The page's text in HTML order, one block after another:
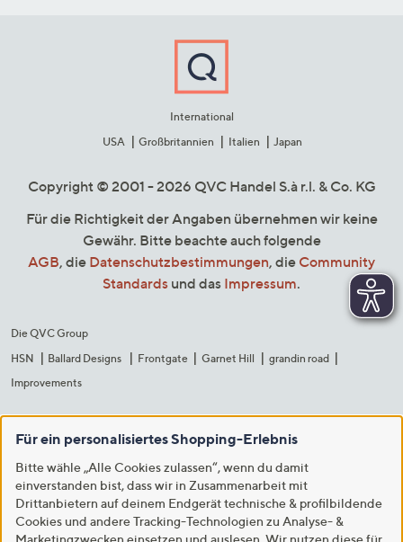
International
USA
Großbritannien Italien Japan
Copyright © 2001 - 2026 QVC Handel S.à r.l. & Co. KG
Für die Richtigkeit der Angaben übernehmen wir keine
Gewähr. Bitte beachte auch folgende
AGB, die Datenschutzbestimmungen, die Community
Standards und das Impressum.
Die QVC Group
HSN
Ballard Designs Frontgate Garnet Hill
grandin road
Improvements
Für ein personalisiertes Shopping-Erlebnis
Bitte wähle „Alle Cookies zulassen“, wenn du damit
einverstanden bist, dass wir in Zusammenarbeit mit
Drittanbietern auf deinem Endgerät technische & profilbildende
Cookies und andere Tracking-Technologien zu Analyse- &
Marketingzwecken einsetzen und auslesen. Wir nutzen diese für